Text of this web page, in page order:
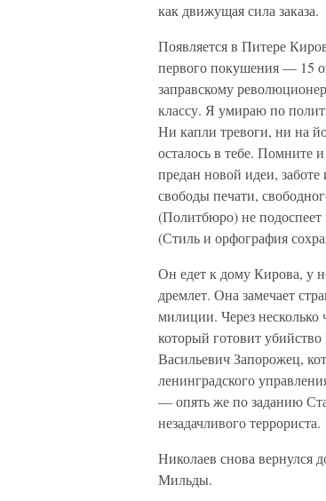
как движущая сила заказа.
Появляется в Питере
первого покушения — 15
заправскому
классу. Я умираю по
Ни капли тревоги, ни на
осталось в тебе. Помните
предан новой идеи,
свободы печати,
(Политбюро) не
(Стиль и орфография
Он едет к дому Кирова, у
дремлет. Она замечает
милиции. Через
который готовит
Васильевич Запорожец,
ленинградского
— опять же по заданию
незадачливого террориста.
Николаев снова вернулся
Мильды.